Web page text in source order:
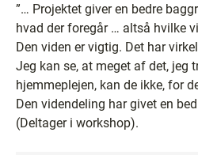
”… Projektet giver en bedre
hvad der foregår … altså hvilke
Den viden er vigtig. Det har
Jeg kan se, at meget af det, jeg
hjemmeplejen, kan de ikke, for
Den videndeling har givet en
(Deltager i workshop).